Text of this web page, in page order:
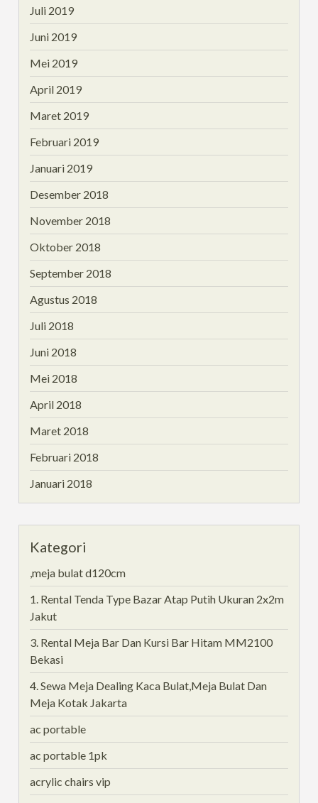
Juli 2019
Juni 2019
Mei 2019
April 2019
Maret 2019
Februari 2019
Januari 2019
Desember 2018
November 2018
Oktober 2018
September 2018
Agustus 2018
Juli 2018
Juni 2018
Mei 2018
April 2018
Maret 2018
Februari 2018
Januari 2018
Kategori
,meja bulat d120cm
1. Rental Tenda Type Bazar Atap Putih Ukuran 2x2m
Jakut
3. Rental Meja Bar Dan Kursi Bar Hitam MM2100
Bekasi
4. Sewa Meja Dealing Kaca Bulat,Meja Bulat Dan
Meja Kotak Jakarta
ac portable
ac portable 1pk
acrylic chairs vip